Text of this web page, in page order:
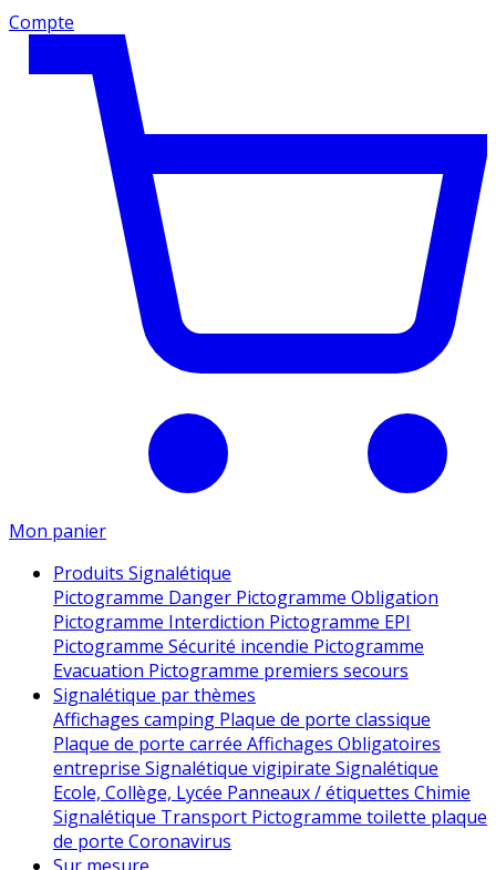
Compte
Mon panier
Produits Signalétique
Pictogramme Danger Pictogramme Obligation
Pictogramme Interdiction Pictogramme EPI
Pictogramme Sécurité incendie Pictogramme
Evacuation Pictogramme premiers secours
Signalétique par thèmes
Affichages camping Plaque de porte classique
Plaque de porte carrée Affichages Obligatoires
entreprise Signalétique vigipirate Signalétique
Ecole, Collège, Lycée Panneaux / étiquettes Chimie
Signalétique Transport Pictogramme toilette plaque
de porte Coronavirus